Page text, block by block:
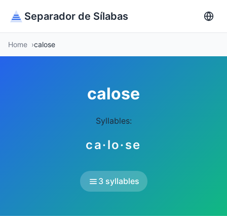
Separador de Sílabas
Home calose
calose
Syllables:
ca·lo·se
3 syllables